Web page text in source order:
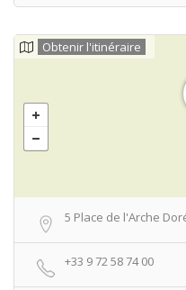
Obtenir l'itinéraire
5 Place de l'Arche
+33 9 72 58 74 00